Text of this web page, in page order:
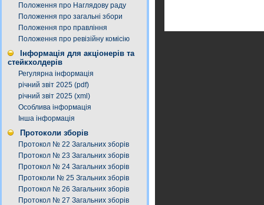
Положення про Наглядову раду
Положення про загальні збори
Положення про правління
Положення про ревізійну комісію
Інформація для акціонерів та
стейкхолдерів
Регулярна інформація
річний звіт 2025 (pdf)
річний звіт 2025 (xml)
Особлива інформація
Інша інформація
Протоколи зборів
Протокол № 22 Загальних зборів
Протокол № 23 Загальних зборів
Протокол № 24 Загальних зборів
Протоколи № 25 Згальних зборів
Протокол № 26 Загальних зборів
Протокол № 27 Загальних зборів